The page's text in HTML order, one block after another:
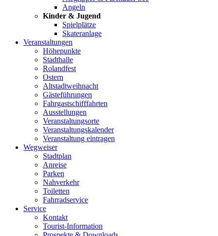
Angeln
Kinder & Jugend
Spielplätze
Skateranlage
Veranstaltungen
Höhepunkte
Stadthalle
Rolandfest
Ostern
Altstadtweihnacht
Gästeführungen
Fahrgastschifffahrten
Ausstellungen
Veranstaltungsorte
Veranstaltungskalender
Veranstaltung eintragen
Wegweiser
Stadtplan
Anreise
Parken
Nahverkehr
Toiletten
Fahrradservice
Service
Kontakt
Tourist-Information